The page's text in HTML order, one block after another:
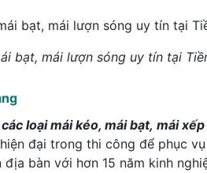
bạt, mái lượn sóng uy tín tại
loại mái kéo, mái bạt, mái
đại trong thi công để phục
bàn với hơn 15 năm kinh